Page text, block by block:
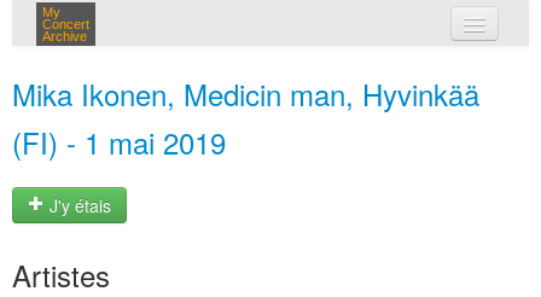
My
Concert
Archive
Mika Ikonen, Medicin man, Hyvinkää
(FI) - 1 mai 2019
J'y étais
Artistes